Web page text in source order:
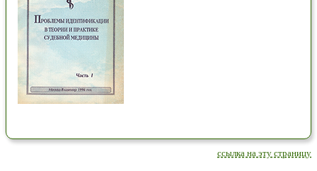
ссылка на эту страницу